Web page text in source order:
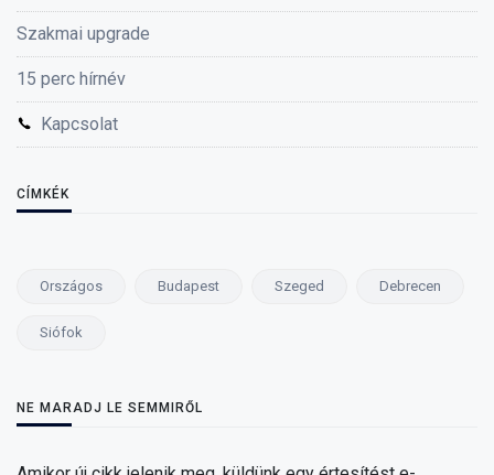
Szakmai upgrade
15 perc hírnév
Kapcsolat
CÍMKÉK
Országos Budapest Szeged Debrecen
Siófok
NE MARADJ LE SEMMIRŐL